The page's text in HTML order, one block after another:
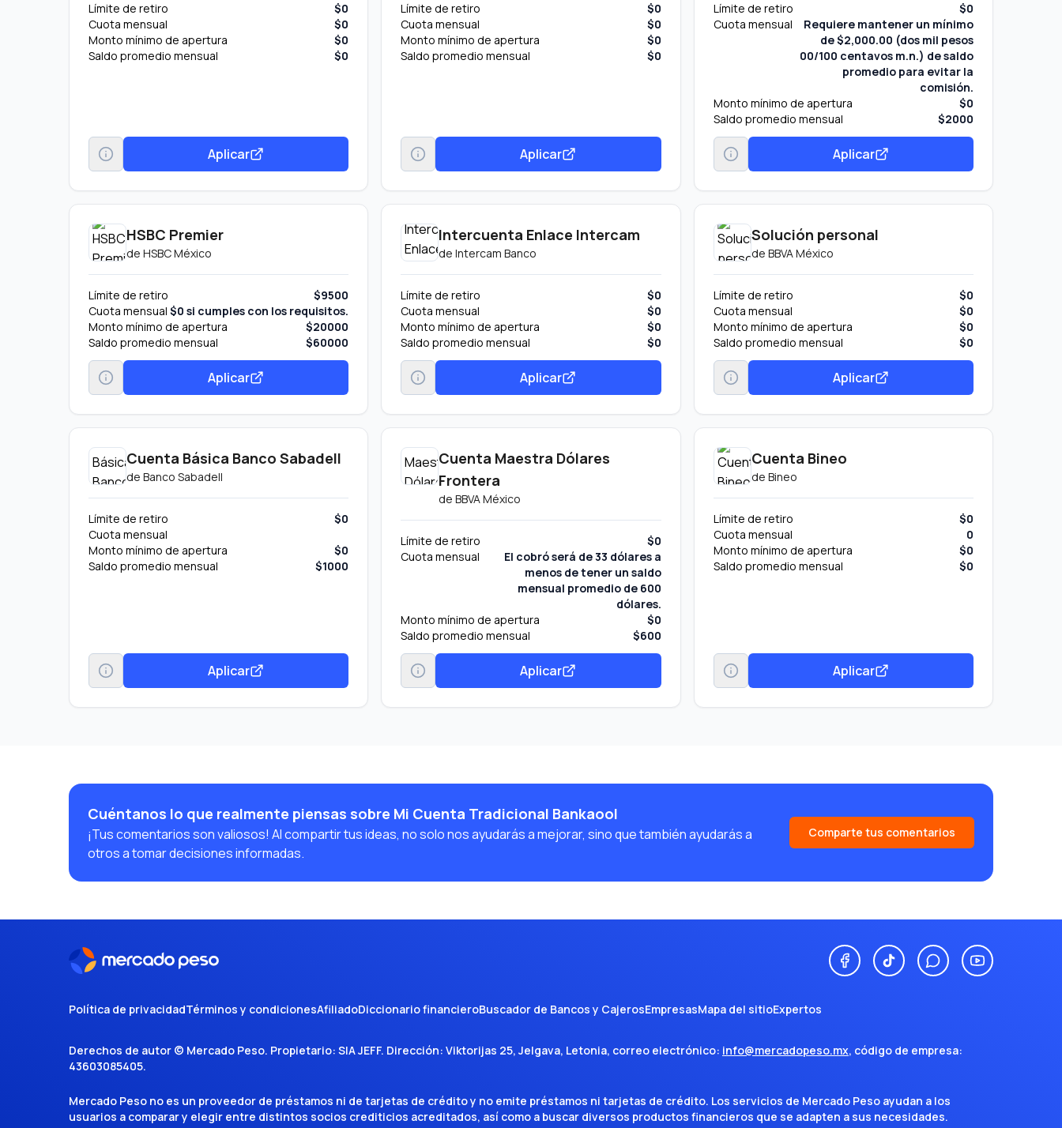
Límite de retiro
$0
Cuota mensual
$0
Monto mínimo de apertura
$0
Saldo promedio mensual
$0
Aplicar
Límite de retiro
$0
Cuota mensual
$0
Monto mínimo de apertura
$0
Saldo promedio mensual
$0
Aplicar
Límite de retiro
$0
Cuota mensual
Requiere mantener un mínimo
de $2,000.00 (dos mil pesos
00/100 centavos m.n.) de saldo
promedio para evitar la
comisión.
Monto mínimo de apertura
$0
Saldo promedio mensual
$2000
Aplicar
HSBC Premier
de HSBC México
Límite de retiro
$9500
Cuota mensual $0 si cumples con los requisitos.
Monto mínimo de apertura
$20000
Saldo promedio mensual
$60000
Aplicar
Intercuenta Enlace Intercam
de Intercam Banco
Límite de retiro
$0
Cuota mensual
$0
Monto mínimo de apertura
$0
Saldo promedio mensual
$0
Aplicar
Solución personal
de BBVA México
Límite de retiro
$0
Cuota mensual
$0
Monto mínimo de apertura
$0
Saldo promedio mensual
$0
Aplicar
Cuenta Básica Banco Sabadell
de Banco Sabadell
Límite de retiro
$0
Cuota mensual
Monto mínimo de apertura
$0
Saldo promedio mensual
$1000
Aplicar
Cuenta Maestra Dólares
Frontera
de BBVA México
Límite de retiro
$0
Cuota mensual
El cobró será de 33 dólares a
menos de tener un saldo
mensual promedio de 600
dólares.
Monto mínimo de apertura
$0
Saldo promedio mensual
$600
Aplicar
Cuenta Bineo
de Bineo
Límite de retiro
$0
Cuota mensual
0
Monto mínimo de apertura
$0
Saldo promedio mensual
$0
Aplicar
Cuéntanos lo que realmente piensas sobre Mi Cuenta Tradicional Bankaool
¡Tus comentarios son valiosos! Al compartir tus ideas, no solo nos ayudarás a mejorar, sino que también ayudarás a
otros a tomar decisiones informadas.
Comparte tus comentarios
Política de privacidadTérminos y condicionesAfiliadoDiccionario financieroBuscador de Bancos y CajerosEmpresasMapa del sitioExpertos
Derechos de autor © Mercado Peso. Propietario: SIA JEFF. Dirección: Viktorijas 25, Jelgava, Letonia, correo electrónico: info@mercadopeso.mx, código de empresa:
43603085405.
Mercado Peso no es un proveedor de préstamos ni de tarjetas de crédito y no emite préstamos ni tarjetas de crédito. Los servicios de Mercado Peso ayudan a los
usuarios a comparar y elegir entre distintos socios crediticios acreditados, así como a buscar diversos productos financieros que se adapten a sus necesidades.